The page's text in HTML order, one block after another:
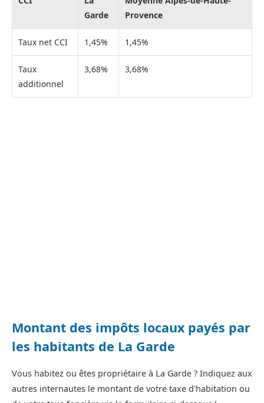
Garde
Provence
Taux net CCI 1,45% 1,45%
Taux
additionnel
3,68% 3,68%
Montant des impôts locaux payés par
les habitants de La Garde
Vous habitez ou êtes propriétaire à La Garde ? Indiquez aux
autres internautes le montant de votre taxe d'habitation ou